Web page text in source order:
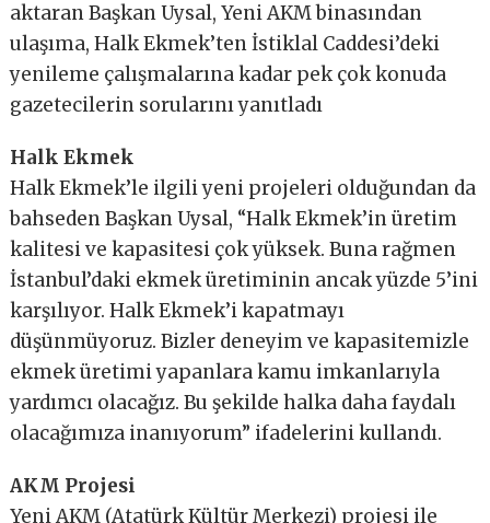
aktaran Başkan Uysal, Yeni AKM binasından
ulaşıma, Halk Ekmek’ten İstiklal Caddesi’deki
yenileme çalışmalarına kadar pek çok konuda
gazetecilerin sorularını yanıtladı
Halk Ekmek
Halk Ekmek’le ilgili yeni projeleri olduğundan da
bahseden Başkan Uysal, “Halk Ekmek’in üretim
kalitesi ve kapasitesi çok yüksek. Buna rağmen
İstanbul’daki ekmek üretiminin ancak yüzde 5’ini
karşılıyor. Halk Ekmek’i kapatmayı
düşünmüyoruz. Bizler deneyim ve kapasitemizle
ekmek üretimi yapanlara kamu imkanlarıyla
yardımcı olacağız. Bu şekilde halka daha faydalı
olacağımıza inanıyorum” ifadelerini kullandı.
AKM Projesi
Yeni AKM (Atatürk Kültür Merkezi) projesi ile